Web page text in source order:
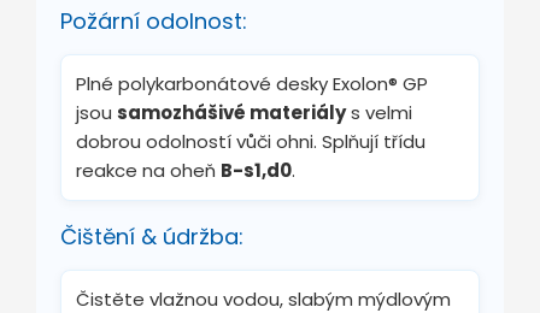
Požární odolnost:
Plné polykarbonátové desky Exolon® GP
jsou samozhášivé materiálys velmi
dobrou odolností vůči ohni. Splňují třídu
reakce na oheň B-s1,d0.
Čištění & údržba:
Čistěte vlažnou vodou, slabým mýdlovým